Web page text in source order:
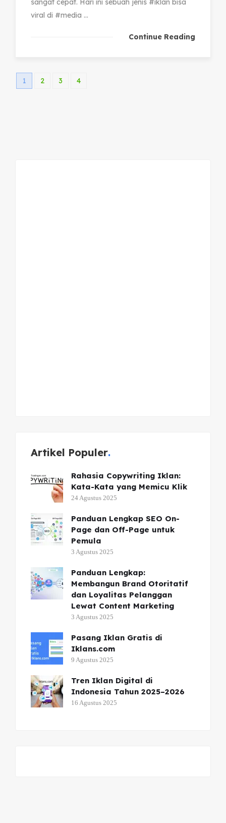
sangat cepat. Hari ini sebuah jenis #iklan bisa
viral di #media ...
Continue Reading
1 2 3 4
Artikel Populer
Rahasia Copywriting Iklan:
Kata-Kata yang Memicu Klik
24 Agustus 2025
Panduan Lengkap SEO On-
Page dan Off-Page untuk
Pemula
3 Agustus 2025
Panduan Lengkap:
Membangun Brand Otoritatif
dan Loyalitas Pelanggan
Lewat Content Marketing
3 Agustus 2025
Pasang Iklan Gratis di
Iklans.com
9 Agustus 2025
Tren Iklan Digital di
Indonesia Tahun 2025–2026
16 Agustus 2025